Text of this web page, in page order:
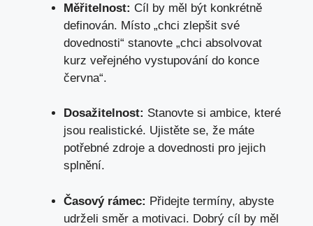
Měřitelnost: Cíl by měl být konkrétně
definován. Místo „chci zlepšit své
dovednosti“ stanovte „chci​ absolvovat
‍kurz veřejného vystupování do konce
června“.
Dosažitelnost: Stanovte⁢ si ambice, které
jsou realistické. Ujistěte se, že máte
potřebné zdroje a dovednosti pro jejich
splnění.
Časový⁢ rámec: Přidejte termíny, abyste
udrželi‌ směr a ‌motivaci. Dobrý cíl by měl